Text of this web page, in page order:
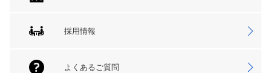
採用情報
よくあるご質問